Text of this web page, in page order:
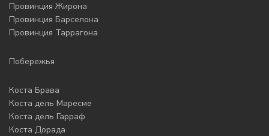
Провинция Жирона
Провинция Барселона
Провинция Таррагона
Побережья
Коста Брава
Коста дель Маресме
Коста дель Гарраф
Коста Дорада